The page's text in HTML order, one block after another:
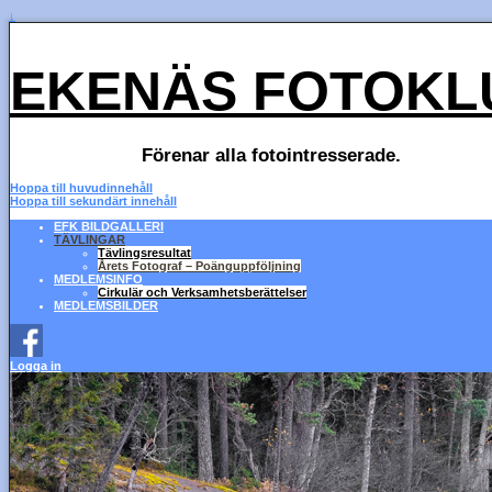
↓
EKENÄS
Förenar alla fotointresserade.
Hoppa till huvudinnehåll
Hoppa till sekundärt innehåll
EFK BILDGALLERI
TÄVLINGAR
Tävlingsresultat
Årets Fotograf – Poänguppföljning
MEDLEMSINFO
Cirkulär och Verksamhetsberättelser
MEDLEMSBILDER
Logga in